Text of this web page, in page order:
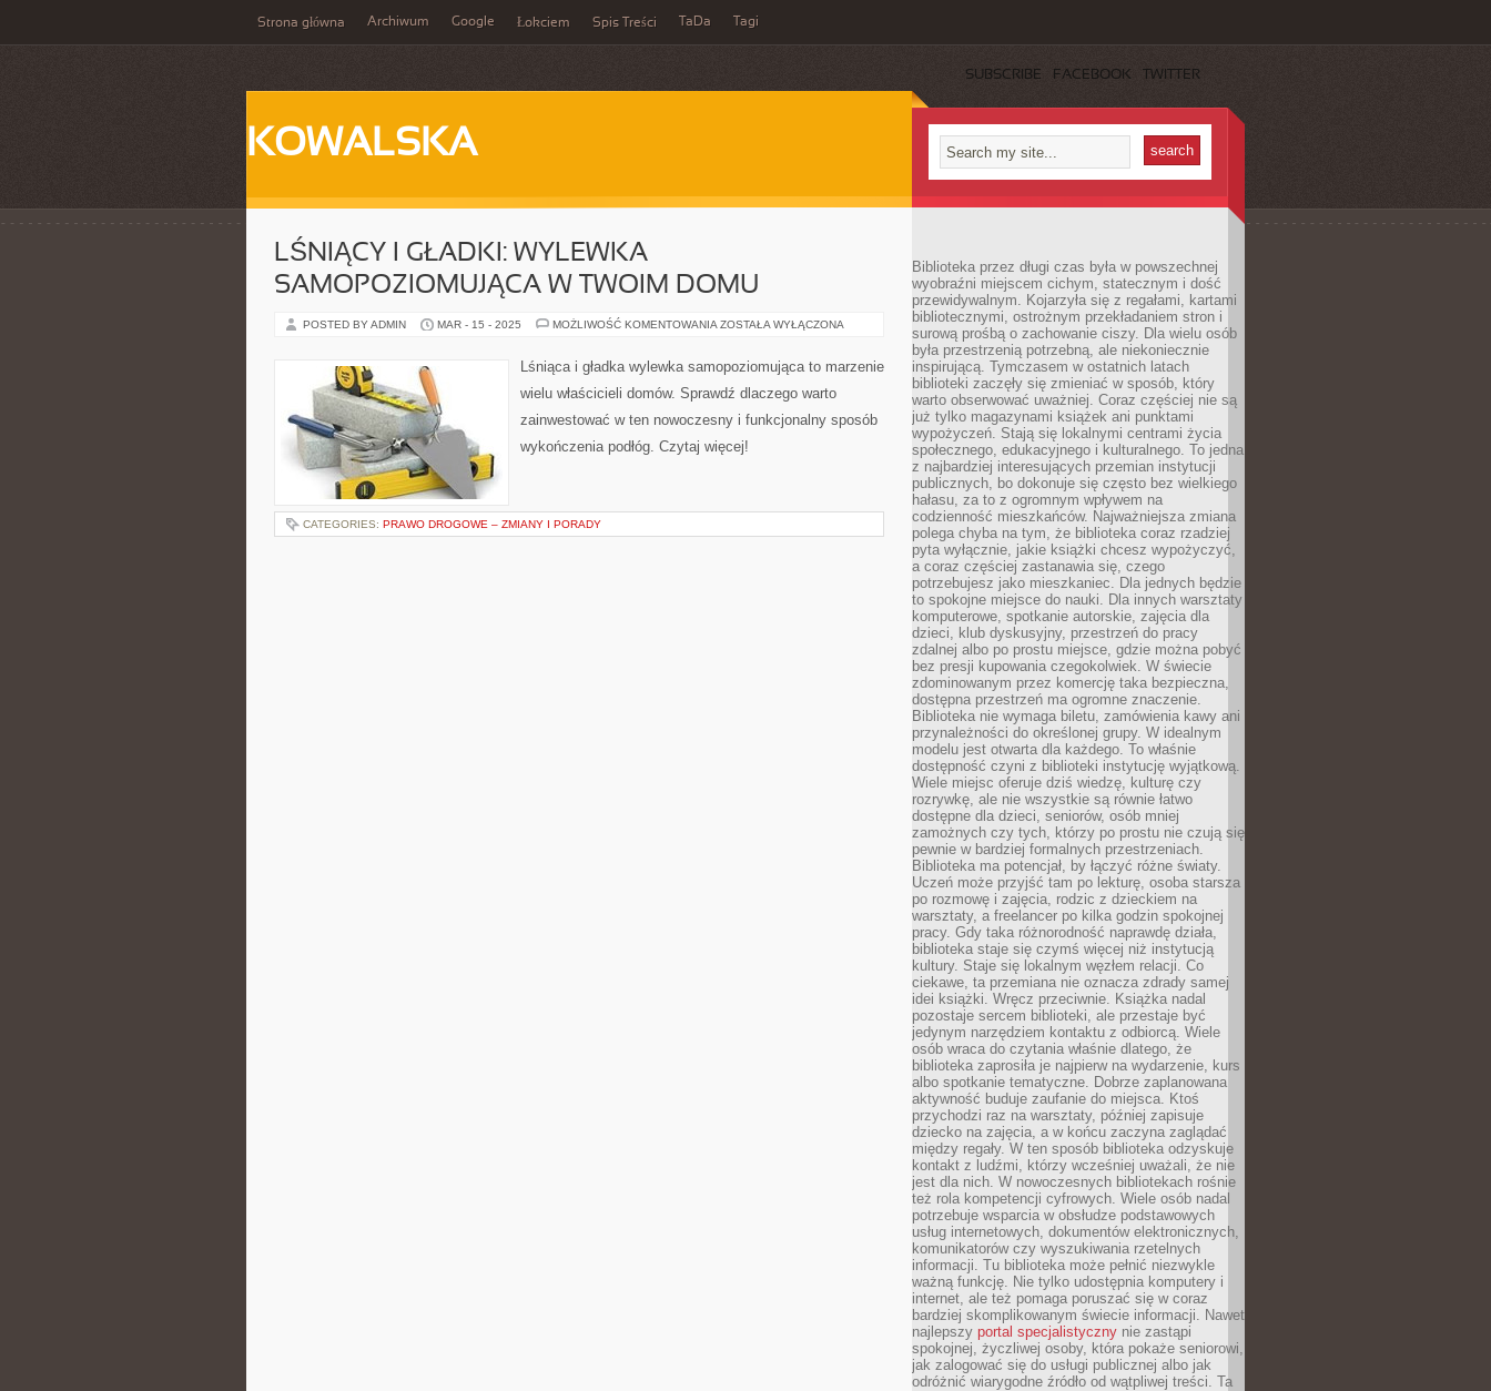
Strona główna Archiwum Google Łokciem Spis Treści TaDa Tagi
SUBSCRIBE FACEBOOK TWITTER
KOWALSKA
LŚNIĄCY I GŁADKI: WYLEWKA
SAMOPOZIOMUJĄCA W TWOIM DOMU
POSTED BY ADMIN MAR - 15 - 2025 MOŻLIWOŚĆ KOMENTOWANIA LŚNIĄCY
WYLEWKA
SAMOPOZIOMUJĄCA
TWOIM
ZOSTAŁA WYŁĄCZONA
Lśniąca i gładka wylewka samopoziomująca to marzenie
wielu właścicieli domów. Sprawdź dlaczego warto
zainwestować w ten nowoczesny i funkcjonalny sposób
wykończenia podłóg. Czytaj więcej!
CATEGORIES: PRAWO DROGOWE – ZMIANY I PORADY
Biblioteka przez długi czas była w powszechnej
wyobraźni miejscem cichym, statecznym i dość
przewidywalnym. Kojarzyła się z regałami, kartami
bibliotecznymi, ostrożnym przekładaniem stron i
surową prośbą o zachowanie ciszy. Dla wielu osób
była przestrzenią potrzebną, ale niekoniecznie
inspirującą. Tymczasem w ostatnich latach
biblioteki zaczęły się zmieniać w sposób, który
warto obserwować uważniej. Coraz częściej nie są
już tylko magazynami książek ani punktami
wypożyczeń. Stają się lokalnymi centrami życia
społecznego, edukacyjnego i kulturalnego. To jedna
z najbardziej interesujących przemian instytucji
publicznych, bo dokonuje się często bez wielkiego
hałasu, za to z ogromnym wpływem na
codzienność mieszkańców. Najważniejsza zmiana
polega chyba na tym, że biblioteka coraz rzadziej
pyta wyłącznie, jakie książki chcesz wypożyczyć,
a coraz częściej zastanawia się, czego
potrzebujesz jako mieszkaniec. Dla jednych będzie
to spokojne miejsce do nauki. Dla innych warsztaty
komputerowe, spotkanie autorskie, zajęcia dla
dzieci, klub dyskusyjny, przestrzeń do pracy
zdalnej albo po prostu miejsce, gdzie można pobyć
bez presji kupowania czegokolwiek. W świecie
zdominowanym przez komercję taka bezpieczna,
dostępna przestrzeń ma ogromne znaczenie.
Biblioteka nie wymaga biletu, zamówienia kawy ani
przynależności do określonej grupy. W idealnym
modelu jest otwarta dla każdego. To właśnie
dostępność czyni z biblioteki instytucję wyjątkową.
Wiele miejsc oferuje dziś wiedzę, kulturę czy
rozrywkę, ale nie wszystkie są równie łatwo
dostępne dla dzieci, seniorów, osób mniej
zamożnych czy tych, którzy po prostu nie czują się
pewnie w bardziej formalnych przestrzeniach.
Biblioteka ma potencjał, by łączyć różne światy.
Uczeń może przyjść tam po lekturę, osoba starsza
po rozmowę i zajęcia, rodzic z dzieckiem na
warsztaty, a freelancer po kilka godzin spokojnej
pracy. Gdy taka różnorodność naprawdę działa,
biblioteka staje się czymś więcej niż instytucją
kultury. Staje się lokalnym węzłem relacji. Co
ciekawe, ta przemiana nie oznacza zdrady samej
idei książki. Wręcz przeciwnie. Książka nadal
pozostaje sercem biblioteki, ale przestaje być
jedynym narzędziem kontaktu z odbiorcą. Wiele
osób wraca do czytania właśnie dlatego, że
biblioteka zaprosiła je najpierw na wydarzenie, kurs
albo spotkanie tematyczne. Dobrze zaplanowana
aktywność buduje zaufanie do miejsca. Ktoś
przychodzi raz na warsztaty, później zapisuje
dziecko na zajęcia, a w końcu zaczyna zaglądać
między regały. W ten sposób biblioteka odzyskuje
kontakt z ludźmi, którzy wcześniej uważali, że nie
jest dla nich. W nowoczesnych bibliotekach rośnie
też rola kompetencji cyfrowych. Wiele osób nadal
potrzebuje wsparcia w obsłudze podstawowych
usług internetowych, dokumentów elektronicznych,
komunikatorów czy wyszukiwania rzetelnych
informacji. Tu biblioteka może pełnić niezwykle
ważną funkcję. Nie tylko udostępnia komputery i
internet, ale też pomaga poruszać się w coraz
bardziej skomplikowanym świecie informacji. Nawet
najlepszy portal specjalistyczny nie zastąpi
spokojnej, życzliwej osoby, która pokaże seniorowi,
jak zalogować się do usługi publicznej albo jak
odróżnić wiarygodne źródło od wątpliwej treści. Ta